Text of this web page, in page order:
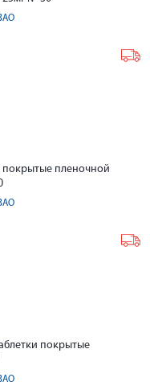
пленочной
покрытые